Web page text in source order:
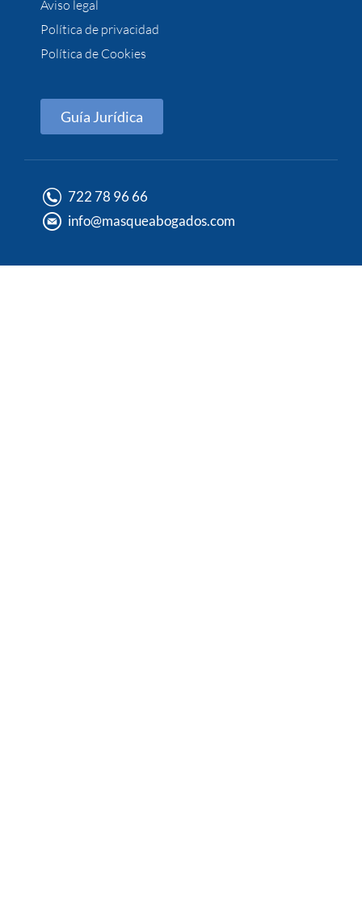
Aviso legal
Política de privacidad
Política de Cookies
Guía Jurídica
722 78 96 66
info@masqueabogados.com